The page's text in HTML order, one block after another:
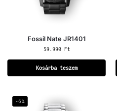
Fossil Nate JR1401
59.990 Ft
Kosárba teszem
-6%